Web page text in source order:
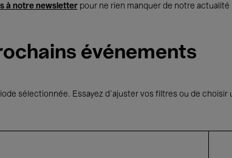
à notre newsletterpour ne rien manquer de notre actualité
événements
sélectionnée. Essayez d’ajuster vos filtres ou de choisir